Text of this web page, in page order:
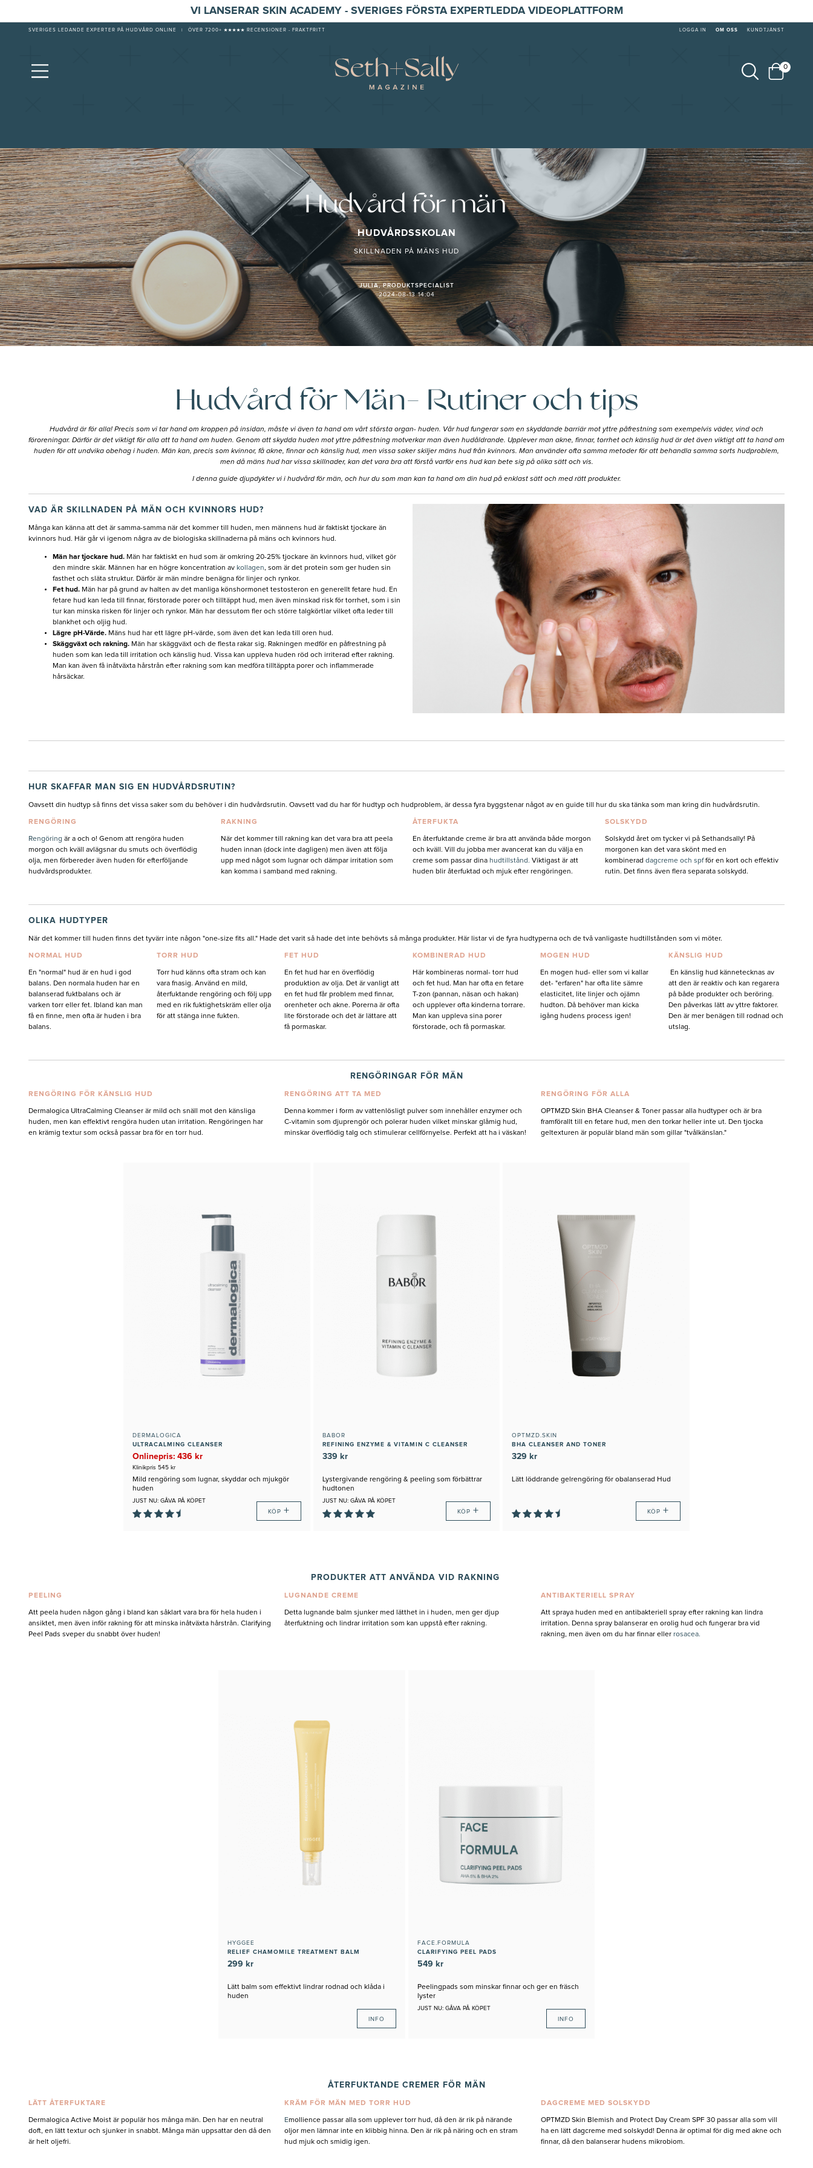
VI LANSERAR SKIN ACADEMY - SVERIGES FÖRSTA EXPERTLEDDA VIDEOPLATTFORM
SVERIGES LEDANDE EXPERTER PÅ HUDVÅRD ONLINE ÖVER 7200+ ★★★★★ RECENSIONER - FRAKTFRITT LOGGA IN OM OSS KUNDTJÄNST
0
Hudvård för män
HUDVÅRDSSKOLAN
SKILLNADEN PÅ MÄNS HUD
JULIA, PRODUKTSPECIALIST
2024-08-13 14:04
Hudvård för Män- Rutiner och tips
Hudvård är för alla! Precis som vi tar hand om kroppen på insidan, måste vi även ta hand om vårt största organ- huden. Vår hud fungerar som en skyddande barriär mot yttre påfrestning som exempelvis väder, vind och
föroreningar. Därför är det viktigt för alla att ta hand om huden. Genom att skydda huden mot yttre påfrestning motverkar man även hudåldrande. Upplever man akne, finnar, torrhet och känslig hud är det även viktigt att ta hand om
huden för att undvika obehag i huden. Män kan, precis som kvinnor, få akne, finnar och känslig hud, men vissa saker skiljer mäns hud från kvinnors. Man använder ofta samma metoder för att behandla samma sorts hudproblem,
men då mäns hud har vissa skillnader, kan det vara bra att förstå varför ens hud kan bete sig på olika sätt och vis.
I denna guide djupdykter vi i hudvård för män, och hur du som man kan ta hand om din hud på enklast sätt och med rätt produkter.
VAD ÄR SKILLNADEN PÅ MÄN OCH KVINNORS HUD?
Många kan känna att det är samma-samma när det kommer till huden, men männens hud är faktiskt tjockare än
kvinnors hud. Här går vi igenom några av de biologiska skillnaderna på mäns och kvinnors hud.
Män har tjockare hud. Män har faktiskt en hud som är omkring 20-25% tjockare än kvinnors hud, vilket gör
den mindre skär. Männen har en högre koncentration av kollagen, som är det protein som ger huden sin
fasthet och släta struktur. Därför är män mindre benägna för linjer och rynkor.
Fet hud. Män har på grund av halten av det manliga könshormonet testosteron en generellt fetare hud. En
fetare hud kan leda till finnar, förstorade porer och tilltäppt hud, men även minskad risk för torrhet, som i sin
tur kan minska risken för linjer och rynkor. Män har dessutom fler och större talgkörtlar vilket ofta leder till
blankhet och oljig hud.
Lägre pH-Värde. Mäns hud har ett lägre pH-värde, som även det kan leda till oren hud.
Skäggväxt och rakning. Män har skäggväxt och de flesta rakar sig. Rakningen medför en påfrestning på
huden som kan leda till irritation och känslig hud. Vissa kan uppleva huden röd och irriterad efter rakning.
Man kan även få inåtväxta hårstrån efter rakning som kan medföra tilltäppta porer och inflammerade
hårsäckar.
HUR SKAFFAR MAN SIG EN HUDVÅRDSRUTIN?
Oavsett din hudtyp så finns det vissa saker som du behöver i din hudvårdsrutin. Oavsett vad du har för hudtyp och hudproblem, är dessa fyra byggstenar något av en guide till hur du ska tänka som man kring din hudvårdsrutin.
RENGÖRING
Rengöring är a och o! Genom att rengöra huden
morgon och kväll avlägsnar du smuts och överflödig
olja, men förbereder även huden för efterföljande
hudvårdsprodukter.
RAKNING
När det kommer till rakning kan det vara bra att peela
huden innan (dock inte dagligen) men även att följa
upp med något som lugnar och dämpar irritation som
kan komma i samband med rakning.
ÅTERFUKTA
En återfuktande creme är bra att använda både morgon
och kväll. Vill du jobba mer avancerat kan du välja en
creme som passar dina hudtillstånd. Viktigast är att
huden blir återfuktad och mjuk efter rengöringen.
SOLSKYDD
Solskydd året om tycker vi på Sethandsally! På
morgonen kan det vara skönt med en
kombinerad dagcreme och spfför en kort och effektiv
rutin. Det finns även flera separata solskydd.
OLIKA HUDTYPER
När det kommer till huden finns det tyvärr inte någon "one-size fits all." Hade det varit så hade det inte behövts så många produkter. Här listar vi de fyra hudtyperna och de två vanligaste hudtillstånden som vi möter.
NORMAL HUD
En "normal" hud är en hud i god
balans. Den normala huden har en
balanserad fuktbalans och är
varken torr eller fet. Ibland kan man
få en finne, men ofta är huden i bra
balans.
TORR HUD
Torr hud känns ofta stram och kan
vara fnasig. Använd en mild,
återfuktande rengöring och följ upp
med en rik fuktighetskräm eller olja
för att stänga inne fukten.
FET HUD
En fet hud har en överflödig
produktion av olja. Det är vanligt att
en fet hud får problem med finnar,
orenheter och akne. Porerna är ofta
lite förstorade och det är lättare att
få pormaskar.
KOMBINERAD HUD
Här kombineras normal- torr hud
och fet hud. Man har ofta en fetare
T-zon (pannan, näsan och hakan)
och upplever ofta kinderna torrare.
Man kan uppleva sina porer
förstorade, och få pormaskar.
MOGEN HUD
En mogen hud- eller som vi kallar
det- "erfaren" har ofta lite sämre
elasticitet, lite linjer och ojämn
hudton. Då behöver man kicka
igång hudens process igen!
KÄNSLIG HUD
En känslig hud kännetecknas av
att den är reaktiv och kan regarera
på både produkter och beröring.
Den påverkas lätt av yttre faktorer.
Den är mer benägen till rodnad och
utslag.
RENGÖRINGAR FÖR MÄN
RENGÖRING FÖR KÄNSLIG HUD
Dermalogica UltraCalming Cleanser är mild och snäll mot den känsliga
huden, men kan effektivt rengöra huden utan irritation. Rengöringen har
en krämig textur som också passar bra för en torr hud.
RENGÖRING ATT TA MED
Denna kommer i form av vattenlösligt pulver som innehåller enzymer och
C-vitamin som djuprengör och polerar huden vilket minskar glåmig hud,
minskar överflödig talg och stimulerar cellförnyelse. Perfekt att ha i väskan!
RENGÖRING FÖR ALLA
OPTMZD Skin BHA Cleanser & Toner passar alla hudtyper och är bra
framförallt till en fetare hud, men den torkar heller inte ut. Den tjocka
geltexturen är populär bland män som gillar "tvålkänslan."
DERMALOGICA
ULTRACALMING CLEANSER
Onlinepris: 436 kr
Klinikpris 545 kr
Mild rengöring som lugnar, skyddar och mjukgör
huden
JUST NU: GÅVA PÅ KÖPET
KÖP +
BABOR
REFINING ENZYME & VITAMIN C CLEANSER
339 kr
Lystergivande rengöring & peeling som förbättrar
hudtonen
JUST NU: GÅVA PÅ KÖPET
KÖP+
OPTMZD.SKIN
BHA CLEANSER AND TONER
329 kr
Lätt löddrande gelrengöring för obalanserad Hud
KÖP+
PRODUKTER ATT ANVÄNDA VID RAKNING
PEELING
Att peela huden någon gång i bland kan såklart vara bra för hela huden i
ansiktet, men även inför rakning för att minska inåtväxta hårstrån. Clarifying
Peel Pads sveper du snabbt över huden!
LUGNANDE CREME
Detta lugnande balm sjunker med lätthet in i huden, men ger djup
återfuktning och lindrar irritation som kan uppstå efter rakning.
ANTIBAKTERIELL SPRAY
Att spraya huden med en antibakteriell spray efter rakning kan lindra
irritation. Denna spray balanserar en orolig hud och fungerar bra vid
rakning, men även om du har finnar eller rosacea.
HYGGEE
RELIEF CHAMOMILE TREATMENT BALM
299 kr
Lätt balm som effektivt lindrar rodnad och klåda i
huden
INFO
FACE.FORMULA
CLARIFYING PEEL PADS
549 kr
Peelingpads som minskar finnar och ger en fräsch
lyster
JUST NU: GÅVA PÅ KÖPET
INFO
ÅTERFUKTANDE CREMER FÖR MÄN
LÄTT ÅTERFUKTARE
Dermalogica Active Moist är populär hos många män. Den har en neutral
doft, en lätt textur och sjunker in snabbt. Många män uppsattar den då den
är helt oljefri.
KRÄM FÖR MÄN MED TORR HUD
Emollience passar alla som upplever torr hud, då den är rik på närande
oljor men lämnar inte en klibbig hinna. Den är rik på näring och en stram
hud mjuk och smidig igen.
DAGCREME MED SOLSKYDD
OPTMZD Skin Blemish and Protect Day Cream SPF 30 passar alla som vill
ha en lätt dagcreme med solskydd! Denna är optimal för dig med akne och
finnar, då den balanserar hudens mikrobiom.